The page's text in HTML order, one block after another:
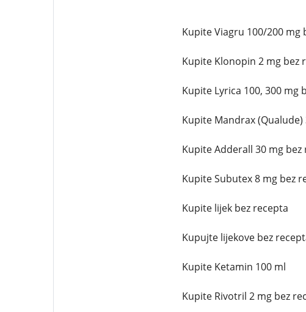
Kupite Viagru 100/200 mg
Kupite Klonopin 2 mg bez
Kupite Lyrica 100, 300 mg
Kupite Mandrax
Kupite Adderall 30 mg bez
Kupite Subutex 8 mg bez
Kupite lijek bez recepta
Kupujte lijekove bez
Kupite Ketamin 100 ml
Kupite Rivotril 2 mg bez